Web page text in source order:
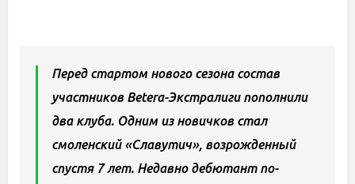
Перед стартом нового сезона состав
участников Betera-Экстралиги пополнили
два клуба. Одним из новичков стал
смоленский «Славутич», возрожденный
спустя 7 лет. Недавно дебютант по-